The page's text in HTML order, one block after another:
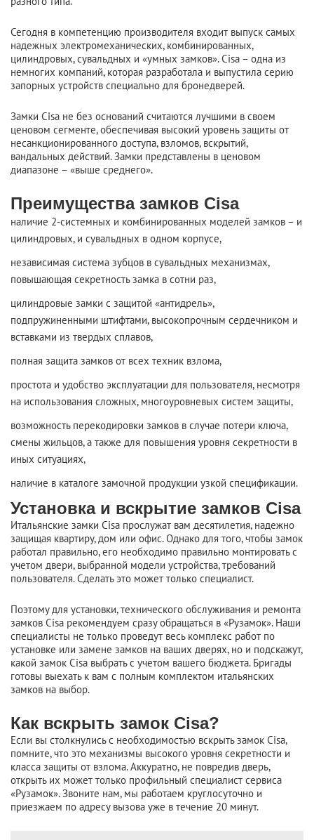
Сегодня в компетенцию производителя входит выпуск самых
надежных электромеханических, комбинированных,
цилиндровых, сувальдных и «умных замков». Cisa – одна из
немногих компаний, которая разработала и выпустила серию
запорных устройств специально для бронедверей.
Замки Cisa не без оснований считаются лучшими в своем
ценовом сегменте, обеспечивая высокий уровень защиты от
несанкционированного доступа, взломов, вскрытий,
вандальных действий. Замки представлены в ценовом
диапазоне – «выше среднего».
Преимущества замков Cisa
наличие 2-системных и комбинированных моделей замков – и
цилиндровых, и сувальдных в одном корпусе,
независимая система зубцов в сувальдных механизмах,
повышающая секретность замка в сотни раз,
цилиндровые замки с защитой «антидрель»,
подпружиненными штифтами, высокопрочным сердечником и
вставками из твердых сплавов,
полная защита замков от всех техник взлома,
простота и удобство эксплуатации для пользователя, несмотря
на использования сложных, многоуровневых систем защиты,
возможность перекодировки замков в случае потери ключа,
смены жильцов, а также для повышения уровня секретности в
иных ситуациях,
наличие в каталоге замочной продукции узкой спецификации.
Установка и вскрытие замков Cisa
Итальянские замки Cisa прослужат вам десятилетия, надежно
защищая квартиру, дом или офис. Однако для того, чтобы замок
работал правильно, его необходимо правильно монтировать с
учетом двери, выбранной модели устройства, требований
пользователя. Сделать это может только специалист.
Поэтому для установки, технического обслуживания и ремонта
замков Cisa рекомендуем сразу обращаться в «Рузамок». Наши
специалисты не только проведут весь комплекс работ по
установке или замене замков на ваших дверях, но и подскажут,
какой замок Cisa выбрать с учетом вашего бюджета. Бригады
готовы выехать к вам с полным комплектом итальянских
замков на выбор.
Как вскрыть замок Cisa?
Если вы столкнулись с необходимостью вскрыть замок Cisa,
помните, что это механизмы высокого уровня секретности и
класса защиты от взлома. Аккуратно, не повредив дверь,
открыть их может только профильный специалист сервиса
«Рузамок». Звоните нам, мы работаем круглосуточно и
приезжаем по адресу вызова уже в течение 20 минут.